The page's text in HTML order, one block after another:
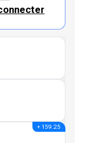
+ 159.25